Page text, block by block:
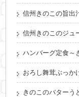
信州きのこの旨出
信州きのこのジュ
ハンバーグ定食～
おろし舞茸ぶっか
きのこのバターう